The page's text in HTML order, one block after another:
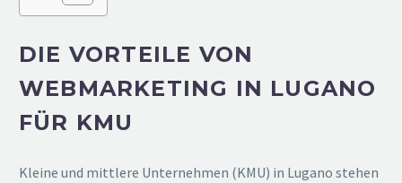
DIE VORTEILE VON
WEBMARKETING IN LUGANO
FÜR KMU
Kleine und mittlere Unternehmen (KMU) in Lugano stehen